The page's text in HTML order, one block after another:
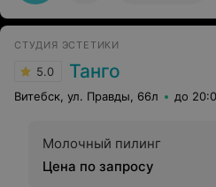
СТУДИЯ ЭСТЕТИКИ
5.0 Танго
Витебск, ул. Правды, 66л до
Молочный пилинг
Цена по запросу